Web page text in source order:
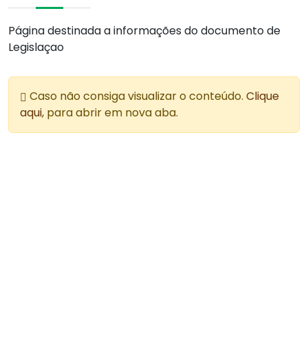
Página destinada a informações do documento de
Legislaçao
Caso não consiga visualizar o conteúdo. Clique
aqui, para abrir em nova aba.